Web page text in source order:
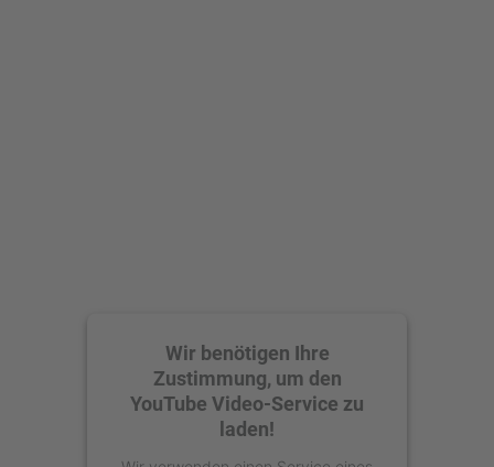
Wir benötigen Ihre
Zustimmung, um den
YouTube Video-Service zu
laden!